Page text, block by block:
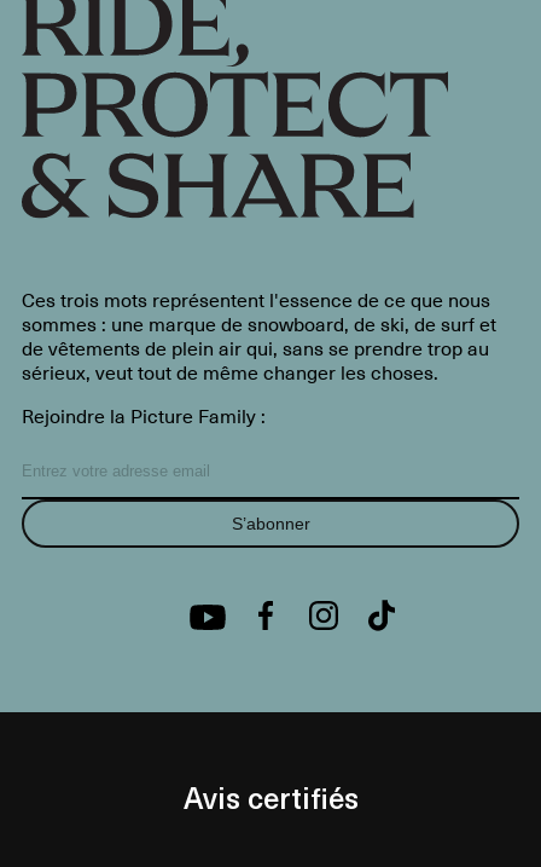
Ces trois mots représentent l'essence de ce que nous
sommes : une marque de snowboard, de ski, de surf et
de vêtements de plein air qui, sans se prendre trop au
sérieux, veut tout de même changer les choses.
Rejoindre la Picture Family :
S’abonner
Avis certifiés